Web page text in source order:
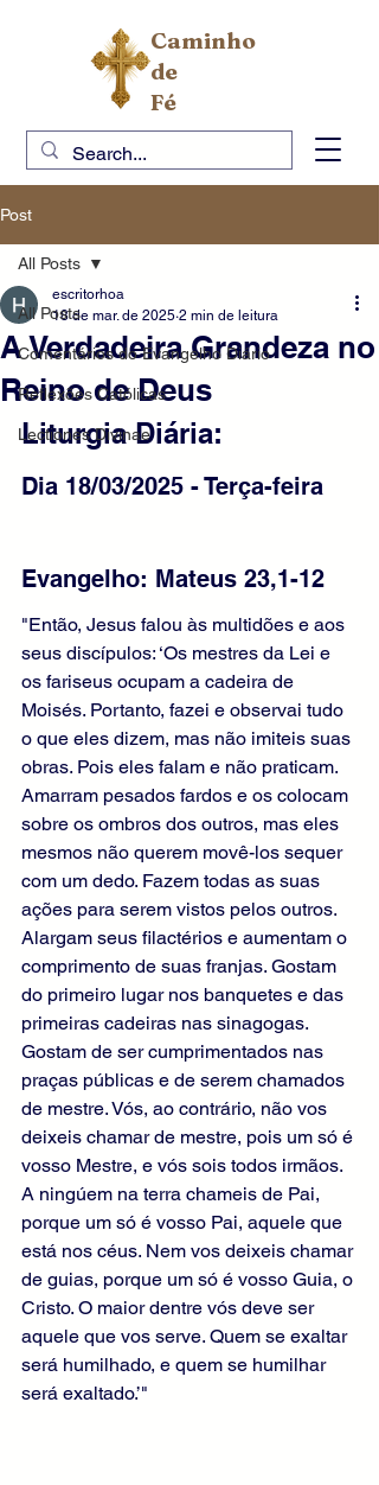
Caminho
de
Fé
Post
All Posts
Comentários do Evangelho Diário
Reflexões Católicas
Lectiones Divinae
All Posts
A Verdadeira Grandeza no
Reino de Deus
escritorhoa
18 de mar. de 2025 2 min de leitura
Liturgia Diária:
Dia 18/03/2025 - Terça-feira
Evangelho: Mateus 23,1-12
"Então, Jesus falou às multidões e aos
seus discípulos: ‘Os mestres da Lei e
os fariseus ocupam a cadeira de
Moisés. Portanto, fazei e observai tudo
o que eles dizem, mas não imiteis suas
obras. Pois eles falam e não praticam.
Amarram pesados fardos e os colocam
sobre os ombros dos outros, mas eles
mesmos não querem movê-los sequer
com um dedo. Fazem todas as suas
ações para serem vistos pelos outros.
Alargam seus filactérios e aumentam o
comprimento de suas franjas. Gostam
do primeiro lugar nos banquetes e das
primeiras cadeiras nas sinagogas.
Gostam de ser cumprimentados nas
praças públicas e de serem chamados
de mestre. Vós, ao contrário, não vos
deixeis chamar de mestre, pois um só é
vosso Mestre, e vós sois todos irmãos.
A ningúem na terra chameis de Pai,
porque um só é vosso Pai, aquele que
está nos céus. Nem vos deixeis chamar
de guias, porque um só é vosso Guia, o
Cristo. O maior dentre vós deve ser
aquele que vos serve. Quem se exaltar
será humilhado, e quem se humilhar
será exaltado.’"